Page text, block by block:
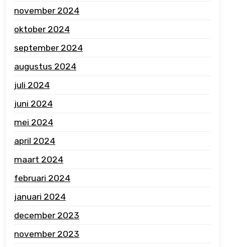
november 2024
oktober 2024
september 2024
augustus 2024
juli 2024
juni 2024
mei 2024
april 2024
maart 2024
februari 2024
januari 2024
december 2023
november 2023